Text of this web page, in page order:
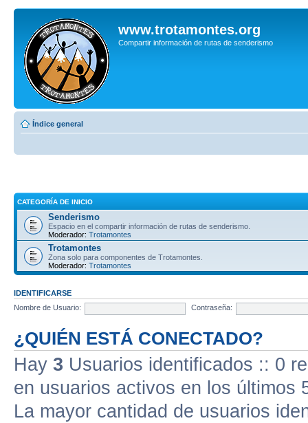
www.trotamontes.org
Compartir información de rutas de senderismo
Índice general
CATEGORÍA DE INICIO
Senderismo
Espacio en el compartir información de rutas de senderismo.
Moderador: Trotamontes
Trotamontes
Zona solo para componentes de Trotamontes.
Moderador: Trotamontes
IDENTIFICARSE
Nombre de Usuario:
Contraseña:
¿QUIÉN ESTÁ CONECTADO?
Hay 3 Usuarios identificados :: 0
en usuarios activos en los últimos
La mayor cantidad de usuarios